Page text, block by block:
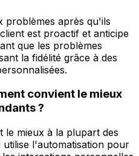
problèmes après qu'ils
est proactif et anticipe
que les problèmes
la fidélité grâce à des
convient le mieux
?
le mieux à la plupart des
l'automatisation pour